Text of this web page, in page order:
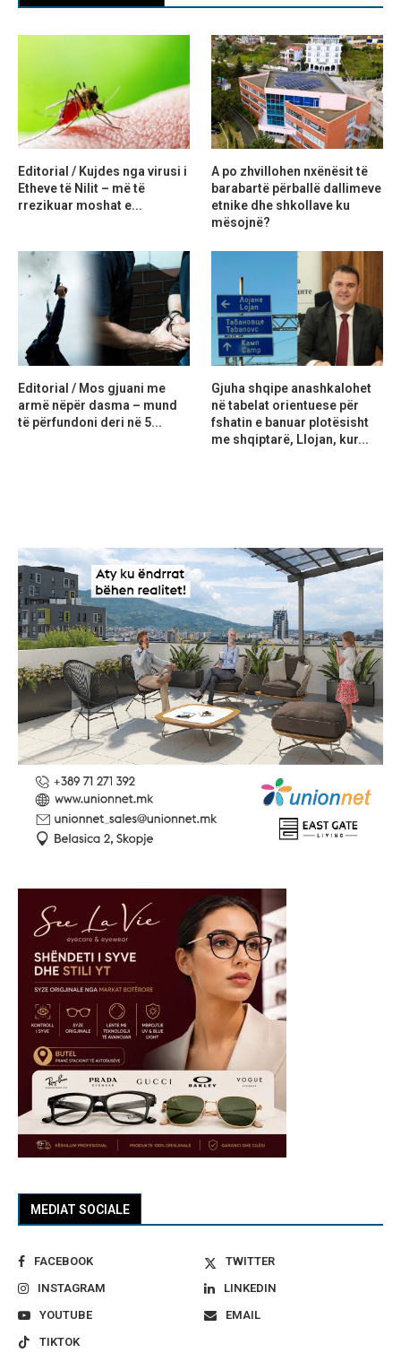
MEDIAT SOCIALE
FACEBOOK
TWITTER
INSTAGRAM
LINKEDIN
YOUTUBE
EMAIL
TIKTOK
Editorial / Kujdes nga virusi i
Etheve të Nilit – më të
rrezikuar moshat e...
A po zhvillohen nxënësit të
barabartë përballë dallimeve
etnike dhe shkollave ku
mësojnë?
Editorial / Mos gjuani me
armë nëpër dasma – mund
të përfundoni deri në 5...
Gjuha shqipe anashkalohet
në tabelat orientuese për
fshatin e banuar plotësisht
me shqiptarë, Llojan, kur...